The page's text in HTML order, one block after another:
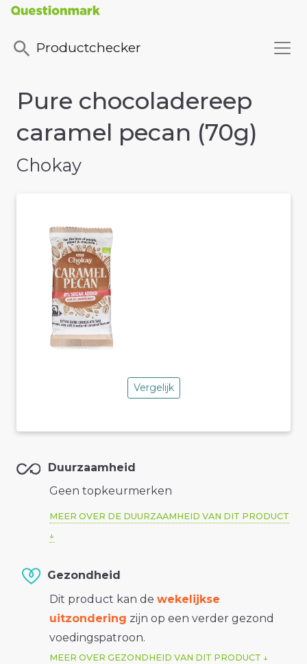
Productchecker
Pure chocoladereep
caramel pecan (70g)
Chokay
Vergelijk
Duurzaamheid
Geen topkeurmerken
MEER OVER DE DUURZAAMHEID VAN DIT PRODUCT
Gezondheid
Dit product kan de wekelijkse
uitzondering zijn op een verder gezond
voedingspatroon.
MEER OVER GEZONDHEID VAN DIT PRODUCT